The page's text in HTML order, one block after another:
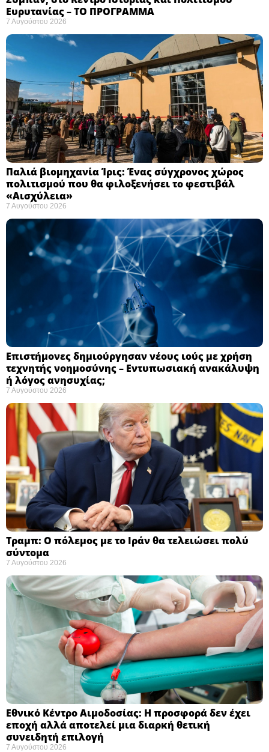
Ευρυτανίας – ΤΟ ΠΡΟΓΡΑΜΜΑ
7 Αυγούστου 2026
Παλιά βιομηχανία Ίρις: Ένας σύγχρονος χώρος
πολιτισμού που θα φιλοξενήσει το φεστιβάλ
«Αισχύλεια» ​
7 Αυγούστου 2026
Επιστήμονες δημιούργησαν νέους ιούς με χρήση
τεχνητής νοημοσύνης – Εντυπωσιακή ανακάλυψη
ή λόγος ανησυχίας; ​
7 Αυγούστου 2026
Τραμπ: Ο πόλεμος με το Ιράν θα τελειώσει πολύ
σύντομα ​
7 Αυγούστου 2026
Εθνικό Κέντρο Αιμοδοσίας: H προσφορά δεν έχει
εποχή αλλά αποτελεί μια διαρκή θετική
συνειδητή επιλογή ​
7 Αυγούστου 2026